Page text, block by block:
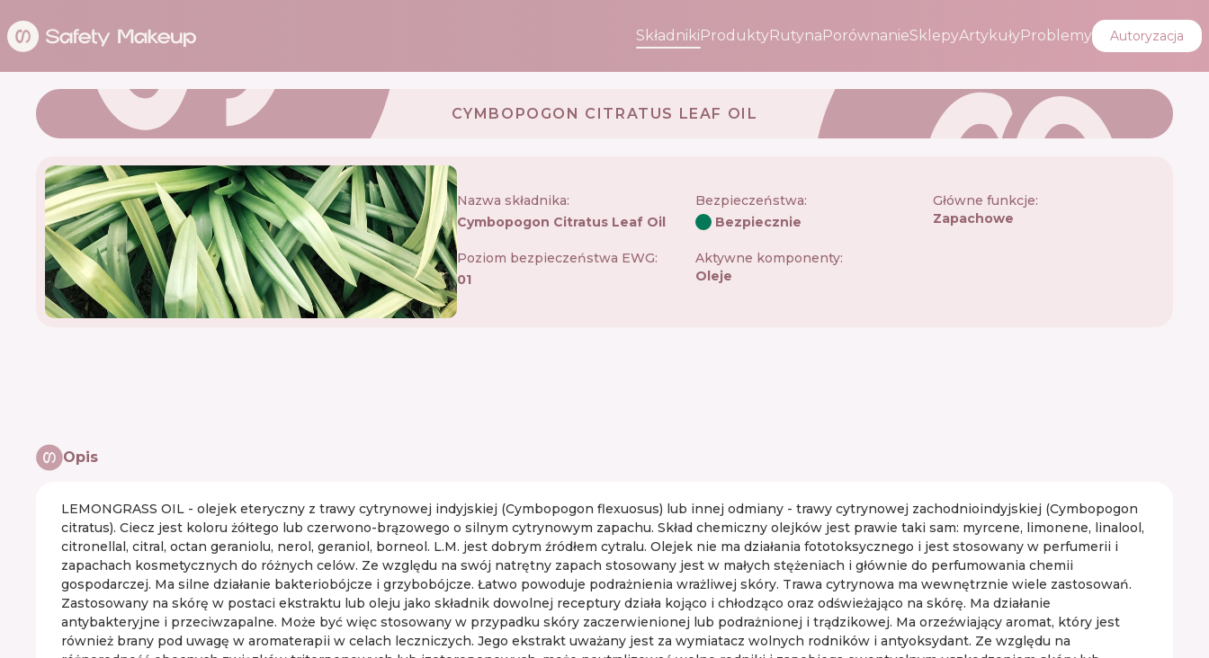
SkładnikiProduktyRutynaPorównanieSklepyArtykułyProblemy Autoryzacja
CYMBOPOGON CITRATUS LEAF OIL
Nazwa składnika:
Cymbopogon Citratus Leaf Oil
Bezpieczeństwa:
Bezpiecznie
Główne funkcje:
Zapachowe
Poziom bezpieczeństwa EWG:
01
Aktywne komponenty:
Oleje
Opis
LEMONGRASS OIL - olejek eteryczny z trawy cytrynowej indyjskiej (Cymbopogon flexuosus) lub innej odmiany - trawy cytrynowej zachodnioindyjskiej (Cymbopogon
citratus). Ciecz jest koloru żółtego lub czerwono-brązowego o silnym cytrynowym zapachu. Skład chemiczny olejków jest prawie taki sam: myrcene, limonene, linalool,
citronellal, citral, octan geraniolu, nerol, geraniol, borneol. L.M. jest dobrym źródłem cytralu. Olejek nie ma działania fototoksycznego i jest stosowany w perfumerii i
zapachach kosmetycznych do różnych celów. Ze względu na swój natrętny zapach stosowany jest w małych stężeniach i głównie do perfumowania chemii
gospodarczej. Ma silne działanie bakteriobójcze i grzybobójcze. Łatwo powoduje podrażnienia wrażliwej skóry. Trawa cytrynowa ma wewnętrznie wiele zastosowań.
Zastosowany na skórę w postaci ekstraktu lub oleju jako składnik dowolnej receptury działa kojąco i chłodząco oraz odświeżająco na skórę. Ma działanie
antybakteryjne i przeciwzapalne. Może być więc stosowany w przypadku skóry zaczerwienionej lub podrażnionej i trądzikowej. Ma orzeźwiający aromat, który jest
również brany pod uwagę w aromaterapii w celach leczniczych. Jego ekstrakt uważany jest za wymiatacz wolnych rodników i antyoksydant. Ze względu na